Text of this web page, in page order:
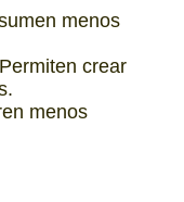
menos
Permiten crear
menos